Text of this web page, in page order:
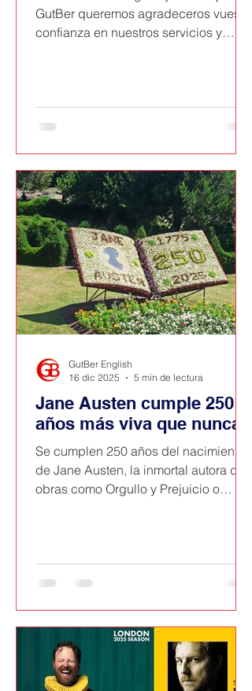
enero de 2025
septiembre de 2024
agosto de 2024
GutBer queremos agradeceros vuestra
confianza en nuestros servicios y
Jane Austen cumple 250
años más viva que nunca
Se cumplen 250 años del nacimiento
de Jane Austen, la inmortal autora de
obras como Orgullo y Prejuicio o
su corta vida (Bath o Winchester, por
ejemplo) han dedicado todo este 2025
GutBer English
16 dic 2025
5 min de lectura